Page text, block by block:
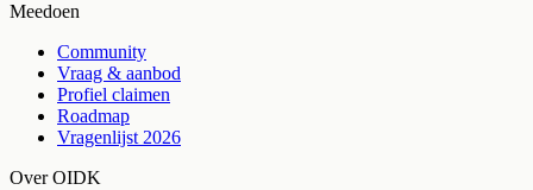
Meedoen
Community
Vraag & aanbod
Profiel claimen
Roadmap
Vragenlijst 2026
Over OIDK